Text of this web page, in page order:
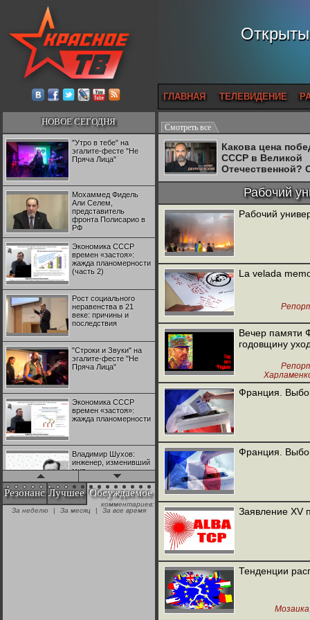
ГЛАВНАЯ ТЕЛЕВИДЕНИЕ
НОВОЕ СЕГОДНЯ
"Утро в тебе" на
эгалите-фесте "Не
Пряча Лица"
Мохаммед Фидель
Али Селем,
представитель
фронта Полисарио в
РФ
Экономика СССР
времен «застоя»:
жажда планомерности
(часть 2)
Рост социального
неравенства в 21
веке: причины и
последствия
"Строки и Звуки" на
эгалите-фесте "Не
Пряча Лица"
Экономика СССР
времен «застоя»:
жажда планомерности
Владимир Шухов:
инженер, изменивший
мир
"Аркадий Коц" на
эгалите-фесте "Не
Резонанс Лучшее Обсуждаемое
комментариев:
За неделю
| За месяц | За все время
Смотреть все
Какова цена
СССР в Великой
Отечественной?
Двуреченский о
потерянной
Рабочий
Рабочий
La velada
Вечер памяти
годовщину
Франция.
Франция.
Заявление XV
Тенденции
Мозаика